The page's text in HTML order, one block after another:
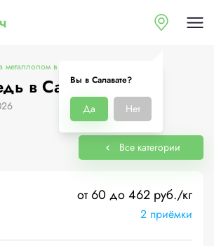
Вы в Салавате?
Да Нет
в Салавате
в Салавате
Все категории
от 60 до 462 руб./кг
2 приёмки